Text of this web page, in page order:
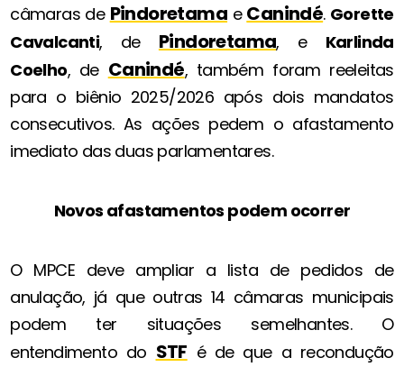
câmaras de Pindoretama e Canindé. Gorette
Cavalcanti, de Pindoretama, e Karlinda
Coelho, de Canindé, também foram reeleitas
para o biênio 2025/2026 após dois mandatos
consecutivos. As ações pedem o afastamento
imediato das duas parlamentares.
Novos afastamentos podem ocorrer
O MPCE deve ampliar a lista de pedidos de
anulação, já que outras 14 câmaras municipais
podem ter situações semelhantes. O
entendimento do STF é de que a recondução